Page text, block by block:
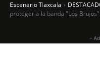
Escenario Tlaxcala
proteger a la banda "Los
-